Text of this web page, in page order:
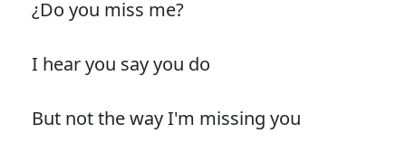
¿Do you miss me?
I hear you say you do
But not the way I'm missing you